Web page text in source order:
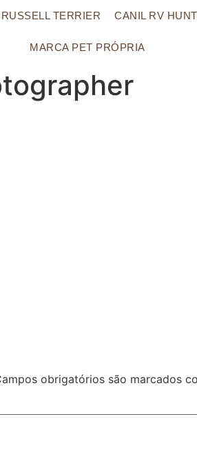
TERRIER CANIL RV
MARCA PET PRÓPRIA
obrigatórios são marcados